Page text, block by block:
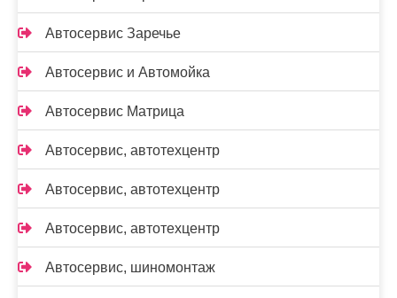
Автосервис Заречье
Автосервис и Автомойка
Автосервис Матрица
Автосервис, автотехцентр
Автосервис, автотехцентр
Автосервис, автотехцентр
Автосервис, шиномонтаж